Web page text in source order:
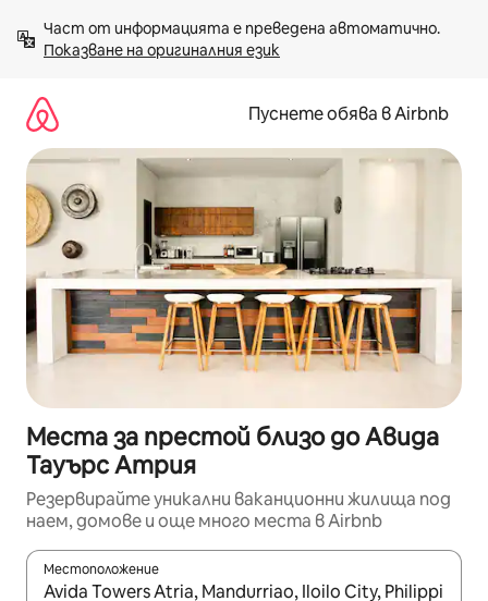
към
съдържанието
Показване на оригиналния език
Пуснете обява в Airbnb
Места за престой близо до Авида
Тауърс Атрия
Резервирайте уникални ваканционни жилища под
наем, домове и още много места в Airbnb
Местоположение
Когато резултатите се покажат, използвайте